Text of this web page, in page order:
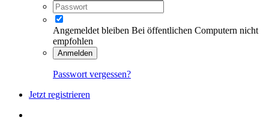
Angemeldet bleiben Bei öffentlichen Computern nicht
empfohlen
Anmelden
Passwort vergessen?
Jetzt registrieren